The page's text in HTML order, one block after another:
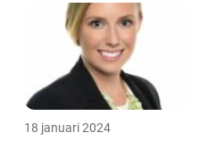
18 januari 2024